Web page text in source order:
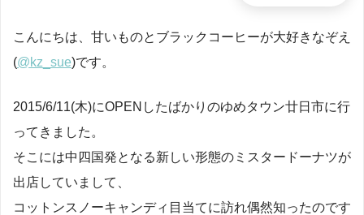
こんにちは、甘いものとブラックコーヒーが大好きなぞえ
(@kz_sue)です。
2015/6/11(木)にOPENしたばかりのゆめタウン廿日市に行
ってきました。
そこには中四国発となる新しい形態のミスタードーナツが
出店していまして、
コットンスノーキャンディ目当てに訪れ偶然知ったのです